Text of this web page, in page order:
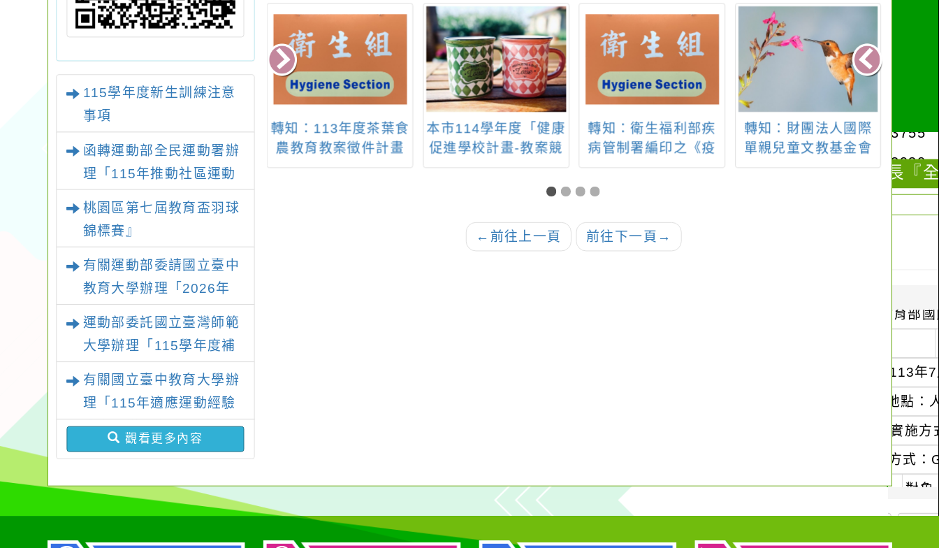
115學年度新生訓練注意
事項
函轉運動部全民運動署辦
理「115年推動社區運動
公(差)假登記
桃園區第七屆教育盃羽球
錦標賽』
有關運動部委請國立臺中
教育大學辦理「2026年
運動部委託國立臺灣師範
大學辦理「115學年度補
報計畫書及經費表
有關國立臺中教育大學辦
理「115年適應運動經驗
分享及議題交流」活動，
請踴躍報名參加
觀看更多內容
第11屆「2025
際動畫影展」
「說出來，更健康！
公民參與暨衛教工作
坊－新住民衛生保健
轉知：113年度茶葉食
農教育教案徵件計畫
本市114學年度「健康
促進學校計畫-教案競
轉知：衛生福利部疾
病管制署編印之《疫
嚴重特殊傳染性肺炎
子版，如說明。
轉知：財團法人國際
單親兒童文教基金會
← 前往上一頁 前往下一頁 →